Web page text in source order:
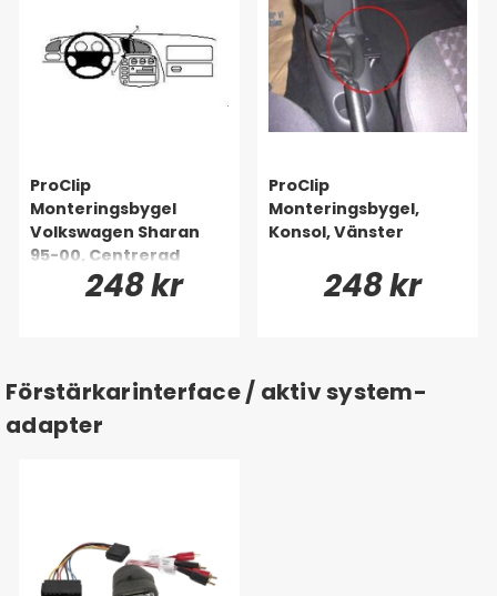
ProClip
Monteringsbygel
Volkswagen Sharan
95-00, Centrerad
248 kr
ProClip
Monteringsbygel,
Konsol, Vänster
248 kr
Förstärkarinterface / aktiv system-
adapter